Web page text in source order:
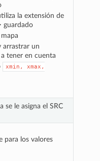
la extensión de
guardado
arrastrar un
tener en cuenta
xmin,
xmax,
se le asigna el SRC
para los valores